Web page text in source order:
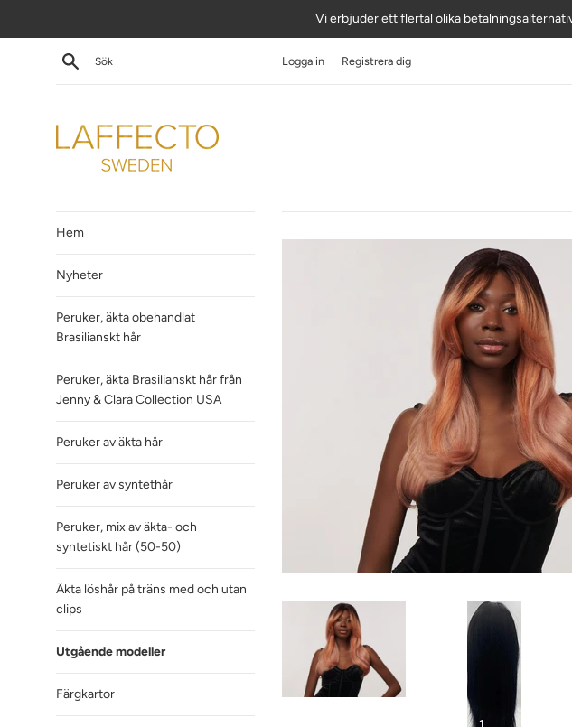
Vi erbjuder ett flertal olika
Sök Logga in Registrera dig
Hem
Nyheter
Peruker, äkta obehandlat
Brasilianskt hår
Peruker, äkta Brasilianskt hår från
Jenny & Clara Collection USA
Peruker av äkta hår
Peruker av syntethår
Peruker, mix av äkta- och
syntetiskt hår (50-50)
Äkta löshår på träns med och utan
clips
Utgående modeller
Färgkartor